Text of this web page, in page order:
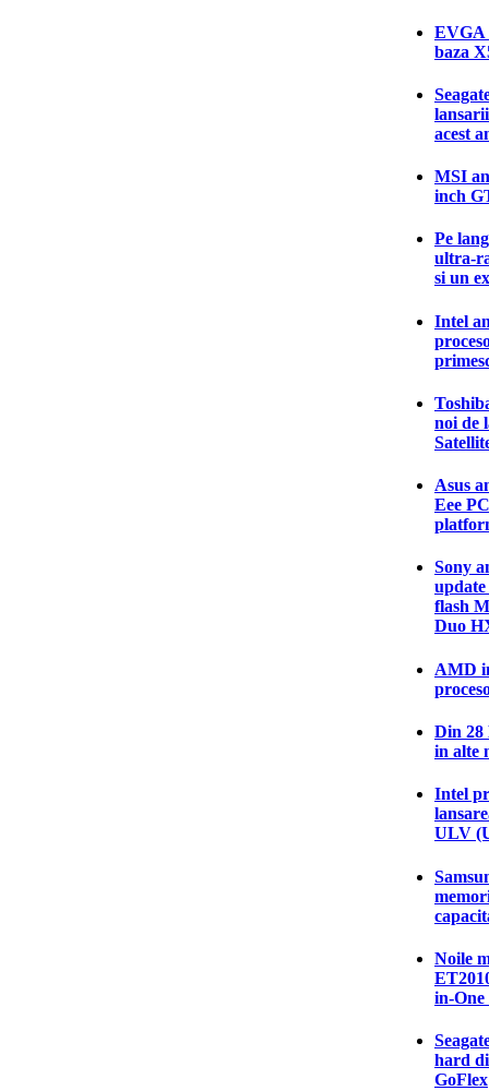
EVGA
baza
acest
MSI
inch
Pe
ultra-
si un
Intel
noi de
Asus
Eee
Sony
flash
Duo
AMD
Din 28
in alte
Intel
ULV
Noile
in-
hard
GoFlex